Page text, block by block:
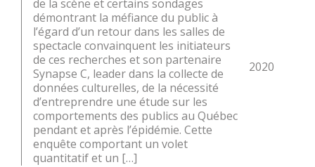
de la scène et certains sondages
démontrant la méfiance du public à
l’égard d’un retour dans les salles de
spectacle convainquent les initiateurs
de ces recherches et son partenaire
Synapse C, leader dans la collecte de
données culturelles, de la nécessité
d’entreprendre une étude sur les
comportements des publics au Québec
pendant et après l’épidémie. Cette
enquête comportant un volet
quantitatif et un […]
2020